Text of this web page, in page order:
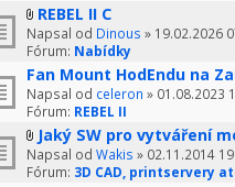
REBEL II C
Napsal od Dinous » 19.02.2026
Fórum: Nabídky
Fan Mount HodEndu na
Napsal od celeron » 01.08.2023
Fórum: REBEL II
Jaký SW pro vytváření
Napsal od Wakis » 02.11.2014
Fórum: 3D CAD, printservery